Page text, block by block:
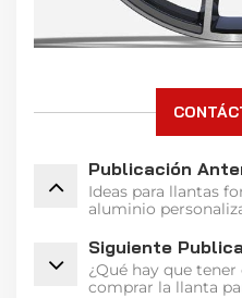
Publicación
Ideas para llantas
aluminio
Siguiente
¿Qué hay que
comprar la llanta